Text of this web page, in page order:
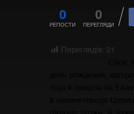
0
РЕПОСТИ
0
ПЕРЕГЛЯДИ
Переглядів: 21